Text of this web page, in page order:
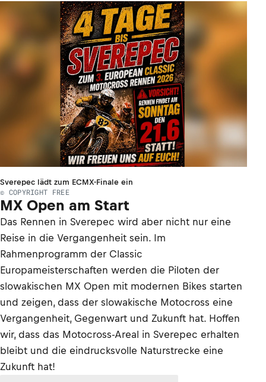
Sverepec lädt zum ECMX-Finale ein
© COPYRIGHT FREE
MX Open am Start
Das Rennen in Sverepec wird aber nicht nur eine
Reise in die Vergangenheit sein. Im
Rahmenprogramm der Classic
Europameisterschaften werden die Piloten der
slowakischen MX Open mit modernen Bikes starten
und zeigen, dass der slowakische Motocross eine
Vergangenheit, Gegenwart und Zukunft hat. Hoffen
wir, dass das Motocross-Areal in Sverepec erhalten
bleibt und die eindrucksvolle Naturstrecke eine
Zukunft hat!